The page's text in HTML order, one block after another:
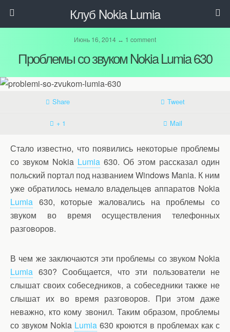
Клуб Nokia Lumia
Июнь 16, 2014 ↔ 1 comment
Проблемы со звуком Nokia Lumia 630
Share Tweet
+ 1 Mail
Стало известно, что появились некоторые проблемы
со звуком Nokia Lumia 630. Об этом рассказал один
польский портал под названием Windows Mania. К ним
уже обратилось немало владельцев аппаратов Nokia
Lumia 630, которые жаловались на проблемы со
звуком во время осуществления телефонных
разговоров.
В чем же заключаются эти проблемы со звуком Nokia
Lumia 630? Сообщается, что эти пользователи не
слышат своих собеседников, а собеседники также не
слышат их во время разговоров. При этом даже
неважно, кто кому звонил. Таким образом, проблемы
со звуком Nokia Lumia 630 кроются в проблемах как с